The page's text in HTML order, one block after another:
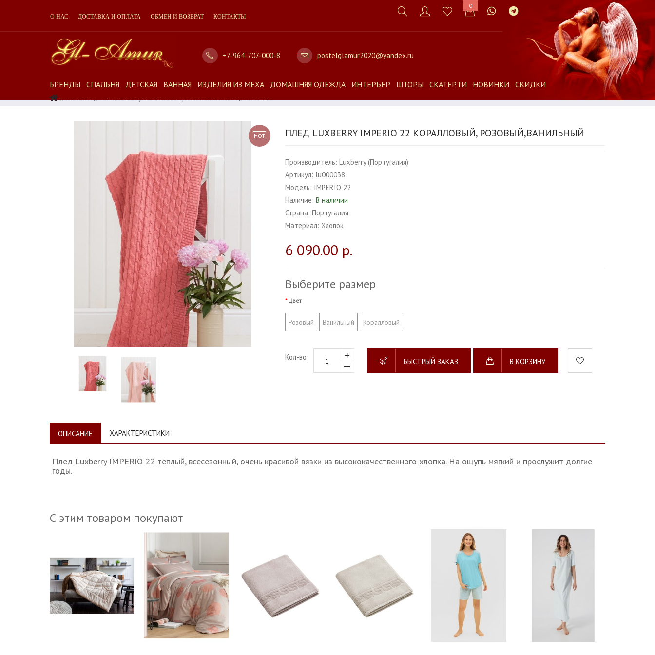
0
О НАС ДОСТАВКА И ОПЛАТА ОБМЕН И ВОЗВРАТ КОНТАКТЫ
+7-964-707-000-8 postelglamur2020@yandex.ru
БРЕНДЫ СПАЛЬНЯ ДЕТСКАЯ ВАННАЯ ИЗДЕЛИЯ ИЗ МЕХА ДОМАШНЯЯ ОДЕЖДА ИНТЕРЬЕР ШТОРЫ СКАТЕРТИ НОВИНКИ СКИДКИ
Спальня Плед Luxberry IMPERIO 22 Коралловый, Розовый,ванильный
HOT ПЛЕД LUXBERRY IMPERIO 22 КОРАЛЛОВЫЙ, РОЗОВЫЙ,ВАНИЛЬНЫЙ
Производитель: Luxberry (Португалия)
Артикул: lu000038
Модель: IMPERIO 22
Наличие: В наличии
Страна: Португалия
Материал: Хлопок
6 090.00 р.
Выберите размер
Цвет
Розовый Ванильный Коралловый
Кол-во: БЫСТРЫЙ ЗАКАЗ В КОРЗИНУ
ОПИСАНИЕ ХАРАКТЕРИСТИКИ
Плед Luxberry IMPERIO 22 тёплый, всесезонный, очень красивой вязки из высококачественного хлопка. На ощупь мягкий и прослужит долгие
годы.
С этим товаром покупают